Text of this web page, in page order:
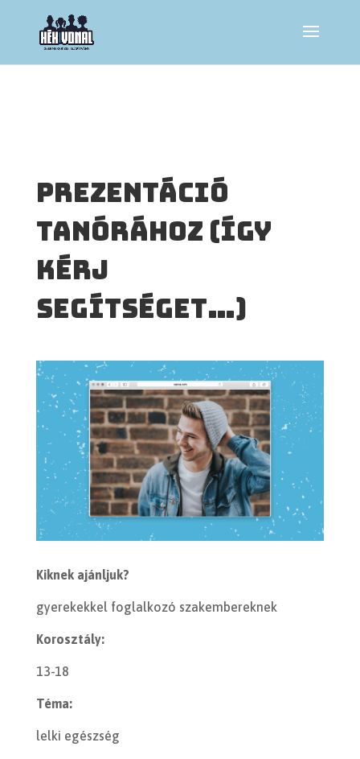
Prezentáció
tanórához (Így
kérj
segítséget…)
Kiknek ajánljuk?
gyerekekkel foglalkozó szakembereknek
Korosztály:
13-18
Téma:
lelki egészség